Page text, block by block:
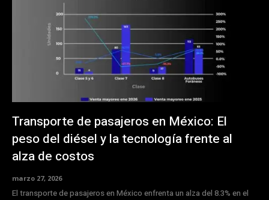
Transporte de pasajeros en México: El
peso del diésel y la tecnología frente al
alza de costos
marzo 27, 2026
El transporte de pasajeros en México enfrenta un alza del 8.3% en el